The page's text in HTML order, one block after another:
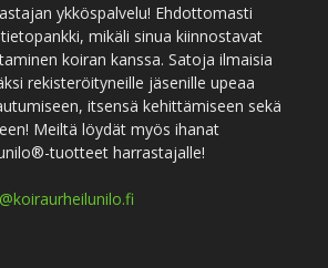
ykköspalvelu! Ehdottomasti
mikäli sinua kiinnostavat
koiran kanssa. Satoja ilmaisia
rekisteröityneille jäsenille upeaa
itsensä kehittämiseen sekä
Meiltä löydät myös ihanat
tuotteet harrastajalle!